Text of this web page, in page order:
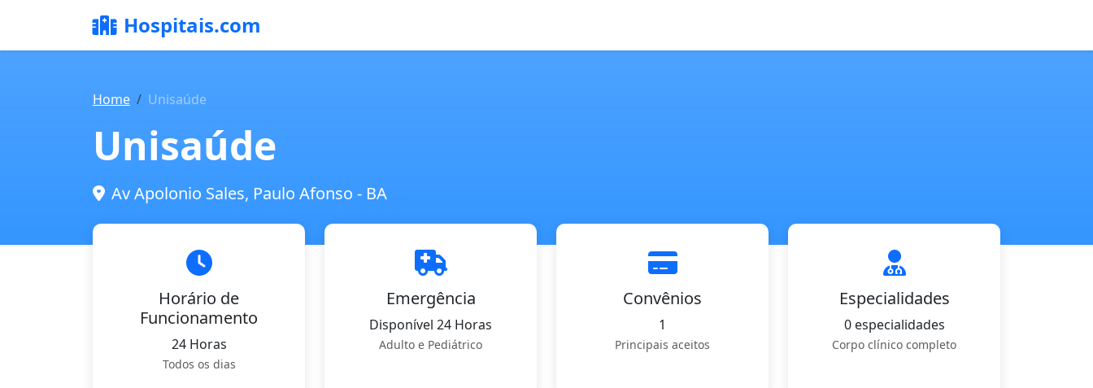
Hospitais.com
Home Unisaúde
Unisaúde
Av Apolonio Sales, Paulo Afonso - BA
Horário de
Funcionamento
24 Horas
Todos os dias
Emergência
Disponível 24 Horas
Adulto e Pediátrico
Convênios
1
Principais aceitos
Especialidades
0 especialidades
Corpo clínico completo